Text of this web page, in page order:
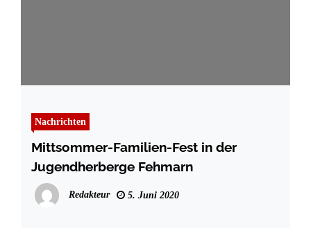
Nachrichten
Mittsommer-Familien-Fest in der
Jugendherberge Fehmarn
Redakteur 5. Juni 2020